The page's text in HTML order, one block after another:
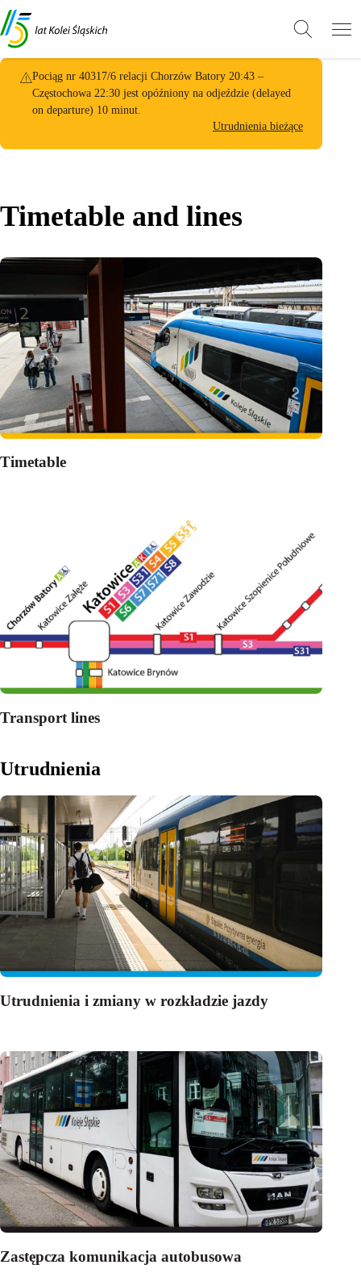
Przejdź
do
treści
Przejdź
do
stopki
Pociąg nr 40317/6 relacji Chorzów Batory 20:43 –
Częstochowa 22:30 jest opóźniony na odjeździe (delayed
on departure) 10 minut.
Utrudnienia bieżące
Timetable and lines
Timetable
Transport lines
Utrudnienia
Utrudnienia i zmiany w rozkładzie jazdy
Zastępcza komunikacja autobusowa
Wróć
do
góry